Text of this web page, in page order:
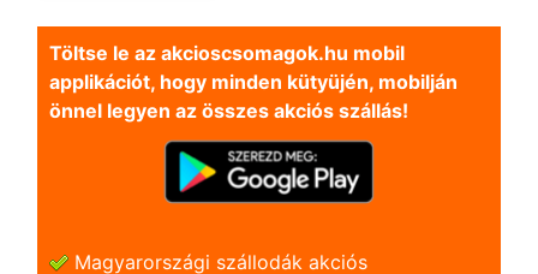
Töltse le az akcioscsomagok.hu mobil
applikációt, hogy minden kütyüjén, mobilján
önnel legyen az összes akciós szállás!
Magyarországi szállodák akciós